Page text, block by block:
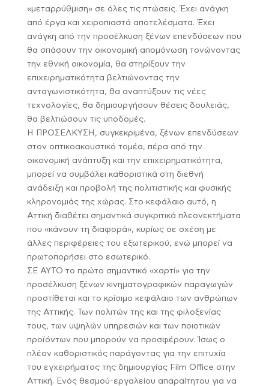
«μεταρρύθμιση» σε όλες τις πτώσεις. Έχει ανάγκη
από έργα και χειροπιαστά αποτελέσματα. Έχει
ανάγκη από την προσέλκυση ξένων επενδύσεων που
θα σπάσουν την οικονομική απομόνωση τονώνοντας
την εθνική οικονομία, θα στηρίξουν την
επιχειρηματικότητα βελτιώνοντας την
ανταγωνιστικότητα, θα αναπτύξουν τις νέες
τεχνολογίες, θα δημιουργήσουν θέσεις δουλειάς,
θα βελτιώσουν τις υποδομές.
Η ΠΡΟΣΕΛΚΥΣΗ, συγκεκριμένα, ξένων επενδύσεων
στον οπτικοακουστικό τομέα, πέρα από την
οικονομική ανάπτυξη και την επιχειρηματικότητα,
μπορεί να συμβάλει καθοριστικά στη διεθνή
ανάδειξη και προβολή της πολιτιστικής και φυσικής
κληρονομιάς της χώρας. Στο κεφάλαιο αυτό, η
Αττική διαθέτει σημαντικά συγκριτικά πλεονεκτήματα
που «κάνουν τη διαφορά», κυρίως σε σχέση με
άλλες περιφέρειες του εξωτερικού, ενώ μπορεί να
πρωτοπορήσει στο εσωτερικό.
ΣΕ ΑΥΤΟ το πρώτο σημαντικό «χαρτί» για την
προσέλκυση ξένων κινηματογραφικών παραγωγών
προστίθεται και το κρίσιμο κεφάλαιο των ανθρώπων
της Αττικής. Των πολιτών της και της φιλοξενίας
τους, των υψηλών υπηρεσιών και των ποιοτικών
προϊόντων που μπορούν να προσφέρουν. Ίσως ο
πλέον καθοριστικός παράγοντας για την επιτυχία
του εγχειρήματος της δημιουργίας Film Office στην
Αττική. Ενός θεσμού-εργαλείου απαραίτητου για να